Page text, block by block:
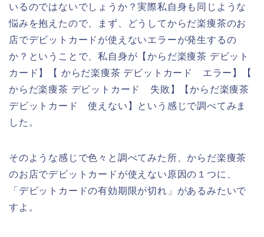
いるのではないでしょうか？実際私自身も同じような
悩みを抱えたので、まず、どうしてからだ楽痩茶のお
店でデビットカードが使えないエラーが発生するの
か？ということで、私自身が【からだ楽痩茶 デビット
カード】【 からだ楽痩茶 デビットカード エラー】【
からだ楽痩茶 デビットカード 失敗】【からだ楽痩茶
デビットカード 使えない】という感じで調べてみま
した。
そのような感じで色々と調べてみた所、からだ楽痩茶
のお店でデビットカードが使えない原因の１つに、
「デビットカードの有効期限が切れ」があるみたいで
すよ。